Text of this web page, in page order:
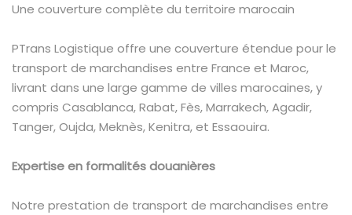
Une couverture complète du territoire marocain
PTrans Logistique offre une couverture étendue pour le
transport de marchandises entre France et Maroc,
livrant dans une large gamme de villes marocaines, y
compris Casablanca, Rabat, Fès, Marrakech, Agadir,
Tanger, Oujda, Meknès, Kenitra, et Essaouira.
Expertise en formalités douanières
Notre prestation de transport de marchandises entre